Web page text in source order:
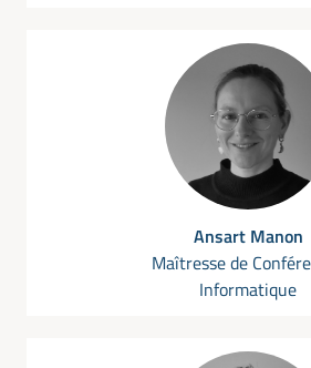
Ansart Manon
Maîtresse de
Informatique